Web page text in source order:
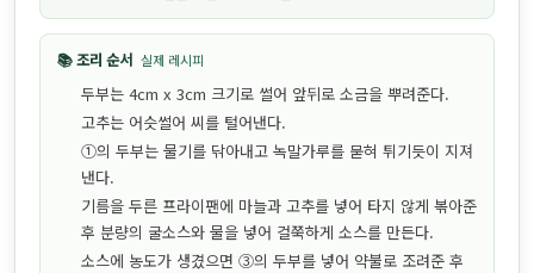
📚 조리 순서 실제 레시피
두부는 4cm x 3cm 크기로 썰어 앞뒤로 소금을 뿌려준다.
고추는 어슷썰어 씨를 털어낸다.
①의 두부는 물기를 닦아내고 녹말가루를 묻혀 튀기듯이 지져
낸다.
기름을 두른 프라이팬에 마늘과 고추를 넣어 타지 않게 볶아준
후 분량의 굴소스와 물을 넣어 걸쭉하게 소스를 만든다.
소스에 농도가 생겼으면 ③의 두부를 넣어 약불로 조려준 후